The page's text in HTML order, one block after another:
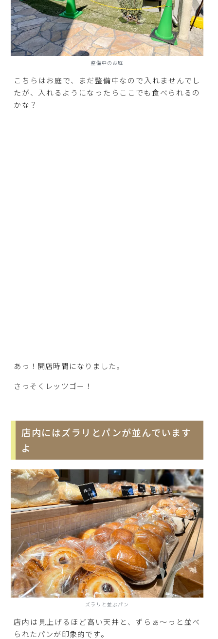
整備中のお庭
こちらはお庭で、まだ整備中なので入れませんでし
たが、入れるようになったらここでも食べられるの
かな？
あっ！開店時間になりました。
さっそくレッツゴー！
店内にはズラリとパンが並んでいます
よ
ズラリと並ぶパン
店内は見上げるほど高い天井と、ずらぁ～っと並べ
られたパンが印象的です。